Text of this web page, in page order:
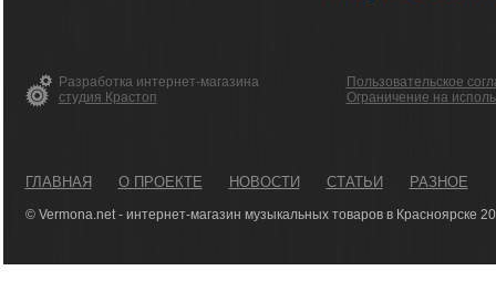
Разработка интернет-магазина
студия Крастоп
Пользовательское
Ограничение на
ГЛАВНАЯ О ПРОЕКТЕ НОВОСТИ СТАТЬИ РАЗНОЕ
© Vermona.net - интернет-магазин музыкальных товаров в Красноярске